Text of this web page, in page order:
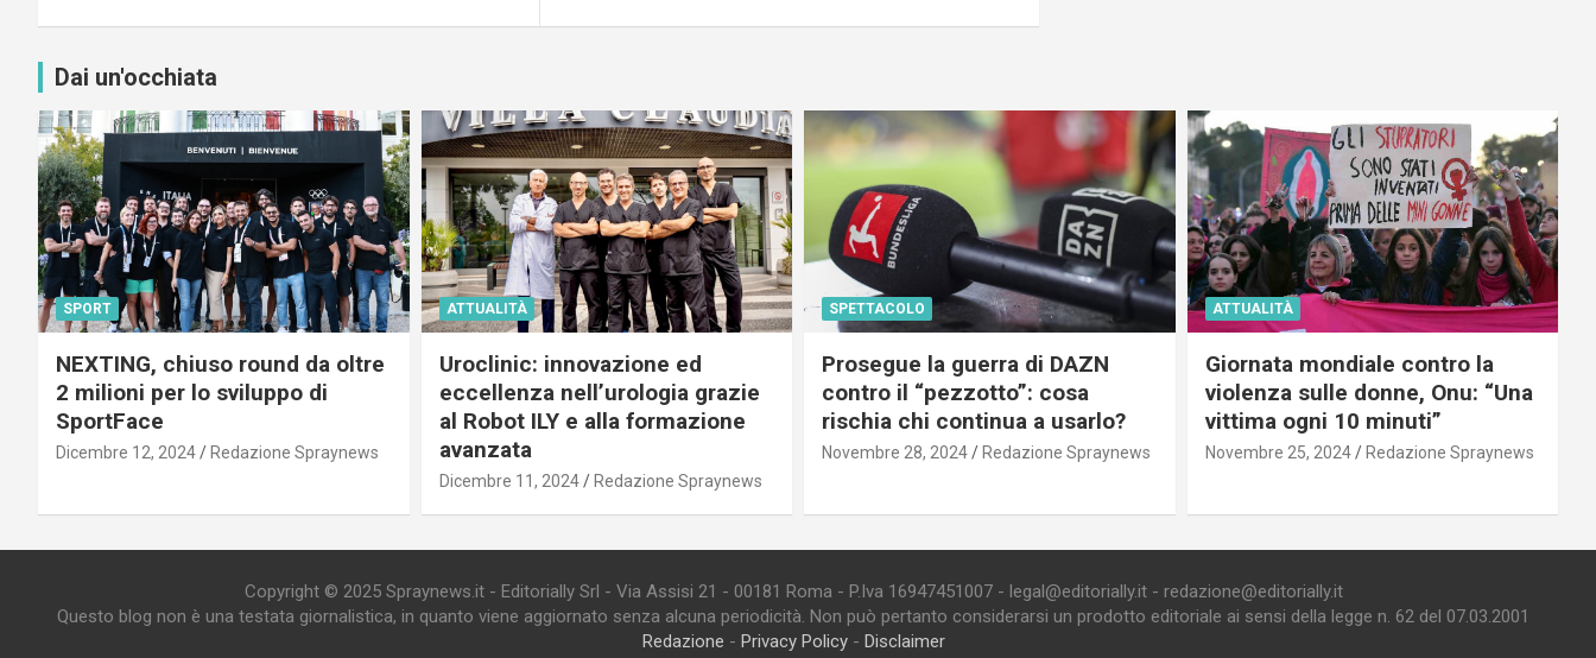
Dai un'occhiata
SPORT
NEXTING, chiuso round da oltre
2 milioni per lo sviluppo di
SportFace
Dicembre 12, 2024 Redazione Spraynews
ATTUALITÀ
Uroclinic: innovazione ed
eccellenza nell’urologia grazie
al Robot ILY e alla formazione
avanzata
Dicembre 11, 2024 Redazione Spraynews
SPETTACOLO
Prosegue la guerra di DAZN
contro il “pezzotto”: cosa
rischia chi continua a usarlo?
Novembre 28, 2024 Redazione Spraynews
ATTUALITÀ
Giornata mondiale contro la
violenza sulle donne, Onu: “Una
vittima ogni 10 minuti”
Novembre 25, 2024 Redazione Spraynews
Copyright © 2025 Spraynews.it - Editorially Srl - Via Assisi 21 - 00181 Roma - P.Iva 16947451007 - legal@editorially.it - redazione@editorially.it
Questo blog non è una testata giornalistica, in quanto viene aggiornato senza alcuna periodicità. Non può pertanto considerarsi un prodotto editoriale ai sensi della legge n. 62 del 07.03.2001
Redazione - Privacy Policy- Disclaimer